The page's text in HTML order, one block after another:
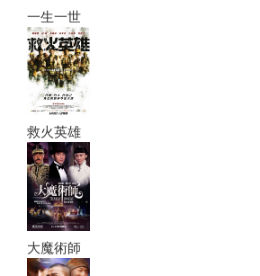
一生一世
救火英雄
大魔術師